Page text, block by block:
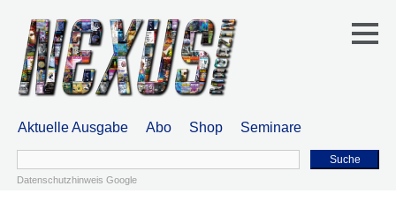
Aktuelle Ausgabe Abo Shop Seminare
Suche
Datenschutzhinweis Google